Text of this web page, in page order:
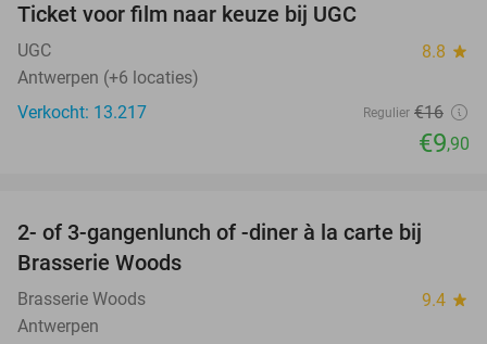
Ticket voor film naar keuze bij UGC
UGC 8.8 star
Antwerpen (+6 locaties)
Verkocht: 13.217
Regulier €16
€9,90
31%
2- of 3-gangenlunch of -diner à la carte bij
Brasserie Woods
Brasserie Woods 9.4 star
Antwerpen